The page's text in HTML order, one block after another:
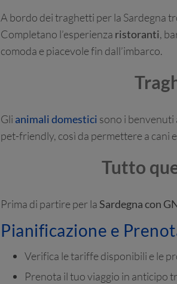
A bordo dei traghetti per la Sardegna
Completano l’esperienza ristoranti,
comoda e piacevole fin dall’imbarco.
Gli animali domestici sono i benvenuti
pet-friendly, così da permettere a cani
Tutto
Prima di partire per laSardegna con
Pianificazione e
Verifica le tariffe disponibili e le
Prenota il tuo viaggio in anticipo